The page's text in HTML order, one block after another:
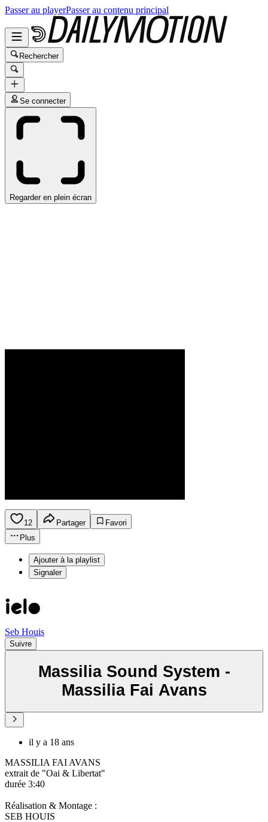
Passer au playerPasser au contenu principal
Rechercher
Se connecter
Regarder en plein écran
12 Partager
Favori
Plus
Ajouter à la playlist
Signaler
Seb Houis
Suivre
Massilia Sound System -
Massilia Fai Avans
il y a 18 ans
MASSILIA FAI AVANS
extrait de "Oai & Libertat"
durée 3:40
Réalisation & Montage :
SEB HOUIS